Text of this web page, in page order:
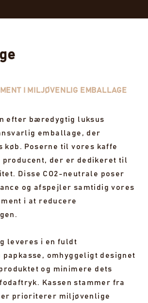
I MILJØVENLIG EMBALLAGE
efter bæredygtig luksus
emballage, der
køb. Poserne til vores kaffe
producent, der er dedikeret til
Disse CO2-neutrale poser
og afspejler samtidig vores
i at reducere
leveres i en fuldt
papkasse, omhyggeligt designet
og minimere dets
Kassen stammer fra
prioriterer miljøvenlige